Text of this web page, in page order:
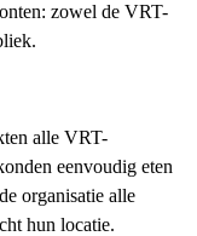
zowel de VRT-
alle VRT-
eenvoudig eten
organisatie alle
hun locatie.